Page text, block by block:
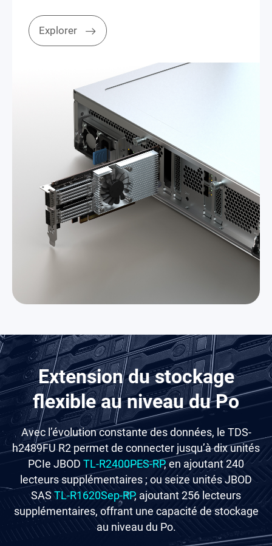
Explorer
Extension du stockage
flexible au niveau du Po
Avec l’évolution constante des données, le TDS-
h2489FU R2 permet de connecter jusqu’à dix unités
PCIe JBOD TL-R2400PES-RP, en ajoutant 240
lecteurs supplémentaires ; ou seize unités JBOD
SASTL-R1620Sep-RP, ajoutant 256 lecteurs
supplémentaires, offrant une capacité de stockage
au niveau du Po.